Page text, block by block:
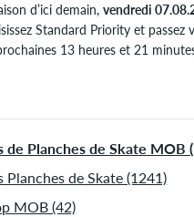
d’ici demain,vendredi
Standard Priority et passez
13 heures et 21
de Planches de Skate MOB
Planches de Skate (1241)
MOB (42)